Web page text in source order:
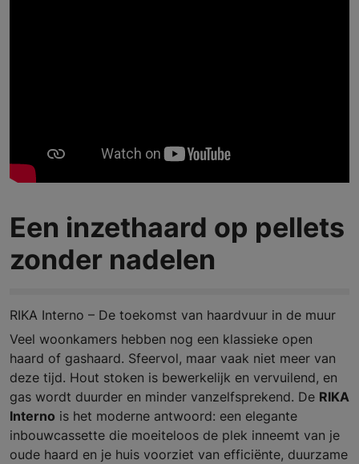
Een inzethaard op pellets
zonder nadelen
RIKA Interno – De toekomst van haardvuur in de muur
Veel woonkamers hebben nog een klassieke open
haard of gashaard. Sfeervol, maar vaak niet meer van
deze tijd. Hout stoken is bewerkelijk en vervuilend, en
gas wordt duurder en minder vanzelfsprekend. De RIKA
Interno is het moderne antwoord: een elegante
inbouwcassette die moeiteloos de plek inneemt van je
oude haard en je huis voorziet van efficiënte, duurzame